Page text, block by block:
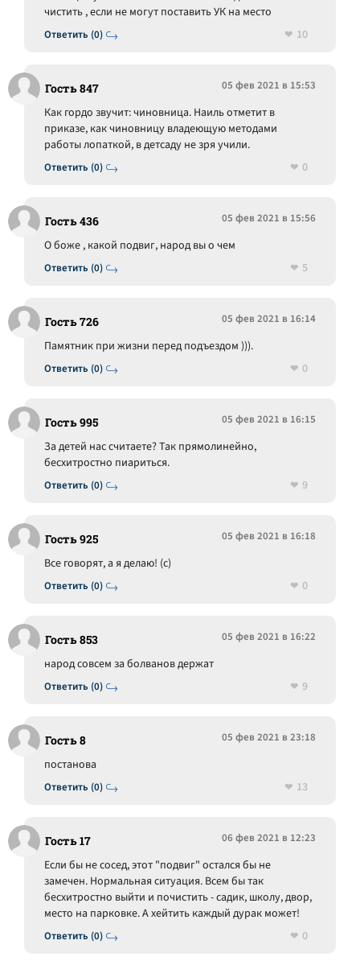
Ответить (0)
чистить , если не могут поставить УК на место
10
Гость 847 05 фев 2021 в 15:53
Ответить (0)
Как гордо звучит: чиновница. Наиль отметит в
приказе, как чиновницу владеющую методами
работы лопаткой, в детсаду не зря учили.
0
Гость 436 05 фев 2021 в 15:56
Ответить (0)
О боже , какой подвиг, народ вы о чем
5
Гость 726 05 фев 2021 в 16:14
Ответить (0)
Памятник при жизни перед подъездом ))).
0
Гость 995 05 фев 2021 в 16:15
Ответить (0)
За детей нас считаете? Так прямолинейно,
бесхитростно пиариться.
9
Гость 925 05 фев 2021 в 16:18
Ответить (0)
Все говорят, а я делаю! (с)
0
Гость 853 05 фев 2021 в 16:22
Ответить (0)
народ совсем за болванов держат
9
Гость 8 05 фев 2021 в 23:18
Ответить (0)
постанова
13
Гость 17 06 фев 2021 в 12:23
Ответить (0)
Если бы не сосед, этот "подвиг" остался бы не
замечен. Нормальная ситуация. Всем бы так
бесхитростно выйти и почистить - садик, школу, двор,
место на парковке. А хейтить каждый дурак может!
0